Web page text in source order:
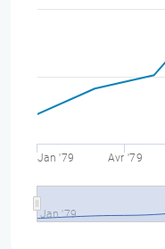
Jan '79 Avr '79
Jan '79